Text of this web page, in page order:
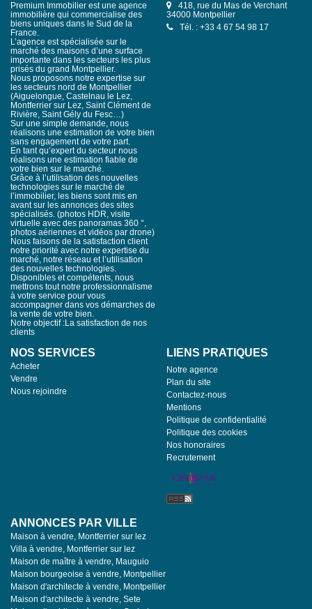
Premium Immobilier est une agence
immobilière qui commercialise des
biens uniques dans le Sud de la
France.
L’agence est spécialisée sur le
marché des maisons d’une surface
importante dans les secteurs les plus
prisés du grand Montpellier.
Nous proposons notre expertise sur
les secteurs nord de Montpellier
(Aiguelongue, Castelnau le Lez,
Montferrier sur Lez, Saint Clément de
Rivière, Saint Gély du Fesc…)
Sur une simple demande, nous
réalisons une estimation de votre bien
sans engagement de votre part.
En tant qu’expert du secteur nous
réalisons une estimation fiable de
votre bien sur le marché.
Grâce à l’utilisation des nouvelles
technologies sur le marché de
l’immobilier, les biens sont mis en
avant sur les annonces des sites
spécialisés. (photos HDR, visite
virtuelle avec des panoramas 360 °,
photos aériennes et vidéos par drone)
Nous faisons de la satisfaction client
notre priorité avec notre expertise du
marché, notre réseau et l’utilisation
des nouvelles technologies.
Disponibles et compétents, nous
mettrons tout notre professionnalisme
à votre service pour vous
accompagner dans vos démarches de
la vente de votre bien.
Notre objectif :La satisfaction de nos
clients
418, rue du Mas de Verchant
34000 Montpellier
Tél. : +33 4 67 54 98 17
NOS SERVICES
Acheter
Vendre
Nous rejoindre
LIENS PRATIQUES
Notre agence
Plan du site
Contactez-nous
Mentions
Politique de confidentialité
Politique des cookies
Nos honoraires
Recrutement
ANNONCES PAR VILLE
Maison à vendre, Montferrier sur lez
Villa à vendre, Montferrier sur lez
Maison de maître à vendre, Mauguio
Maison bourgeoise à vendre, Montpellier
Maison d'architecte à vendre, Montpellier
Maison d'architecte à vendre, Sete